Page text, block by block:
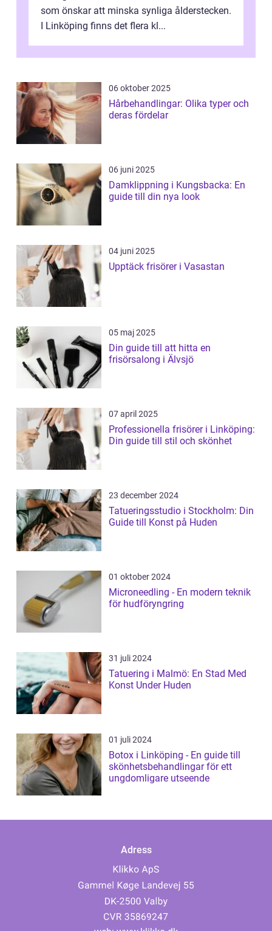
som önskar att minska synliga ålderstecken.
I Linköping finns det flera kl...
06 oktober 2025
Hårbehandlingar: Olika typer och
deras fördelar
06 juni 2025
Damklippning i Kungsbacka: En
guide till din nya look
04 juni 2025
Upptäck frisörer i Vasastan
05 maj 2025
Din guide till att hitta en
frisörsalong i Älvsjö
07 april 2025
Professionella frisörer i Linköping:
Din guide till stil och skönhet
23 december 2024
Tatueringsstudio i Stockholm: Din
Guide till Konst på Huden
01 oktober 2024
Microneedling - En modern teknik
för hudföryngring
31 juli 2024
Tatuering i Malmö: En Stad Med
Konst Under Huden
01 juli 2024
Botox i Linköping - En guide till
skönhetsbehandlingar för ett
ungdomligare utseende
Adress